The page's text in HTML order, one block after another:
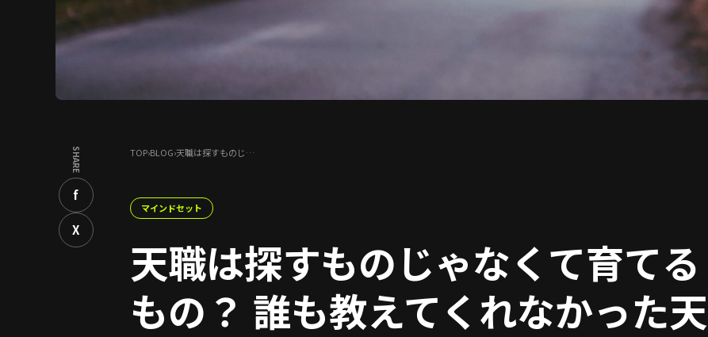
SHARE
f
X
TOP›BLOG›天職は探すものじ…
マインドセット
天職は探すものじゃなくて育てる
もの？ 誰も教えてくれなかった天